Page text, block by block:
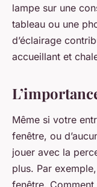
lampe sur une
tableau ou une
d’éclairage
accueillant et
Même si votre
fenêtre, ou
jouer avec la
plus. Par